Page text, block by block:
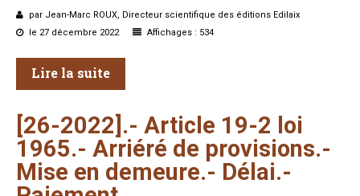
par Jean-Marc ROUX, Directeur scientifique des éditions Edilaix
le 27 décembre 2022
Affichages : 534
Lire la suite
[26-2022].- Article 19-2 loi
1965.- Arriéré de provisions.-
Mise en demeure.- Délai.-